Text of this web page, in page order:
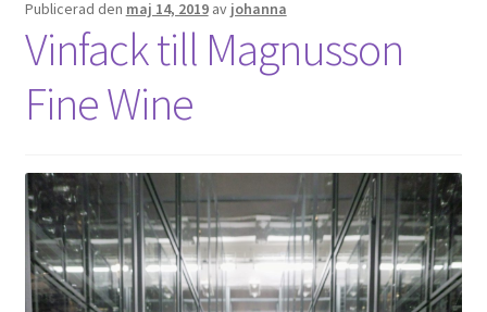
Publicerad den maj 14, 2019 av johanna
Vinfack till Magnusson
Fine Wine